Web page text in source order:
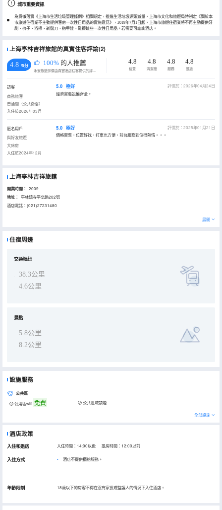
城市重要資訊
為貫徹落實《上海市生活垃圾管理條例》相關規定，推進生活垃圾源頭減量，上海市文化和旅遊局特制定《關於本
市旅遊住宿業不主動提供客房一次性日用品的實施意見》，2019年7月1日起，上海市旅遊住宿業將不再主動提供牙
刷、梳子、浴擦、剃鬚刀、指甲銼、鞋擦這些一次性日用品。若需要可諮詢酒店。
上海亭林吉祥旅館的真實住客評論(2)
4.8 /5分 100% 的人推薦
永安旅遊評價由真實酒店住客提供的評價。
4.8
位置
4.8
清潔度
4.8
服務
4.8
設施
訪客
商務旅客
普通間（公共衞浴）
入住於2026年03月
5.0 極好
評價於：2026年04月24日
經濟實惠設備齊全。
匿名用戶
與好友旅遊
大床房
入住於2024年12月
5.0 極好
評價於：2025年01月21日
價格實惠，位置好找，打車也方便，前台服務到位很熱情。。。
上海亭林吉祥旅館
開業時間： 2009
地址：
亭林鎮寺平北路202號
酒店電話：(021)27231480
展開
住宿周邊
交通樞紐
38.3公里
4.6公里
景點
5.8公里
8.2公里
設施服務
公共區
公用區wifi 免費 公共區域禁煙
全部設施
酒店政策
入住和退房 入住時間：14:00以後 退房時間：12:00以前
入住方式 酒店不提供櫃枱服務。
年齡限制 18歲以下的房客不得在沒有家長或監護人的情況下入住酒店。